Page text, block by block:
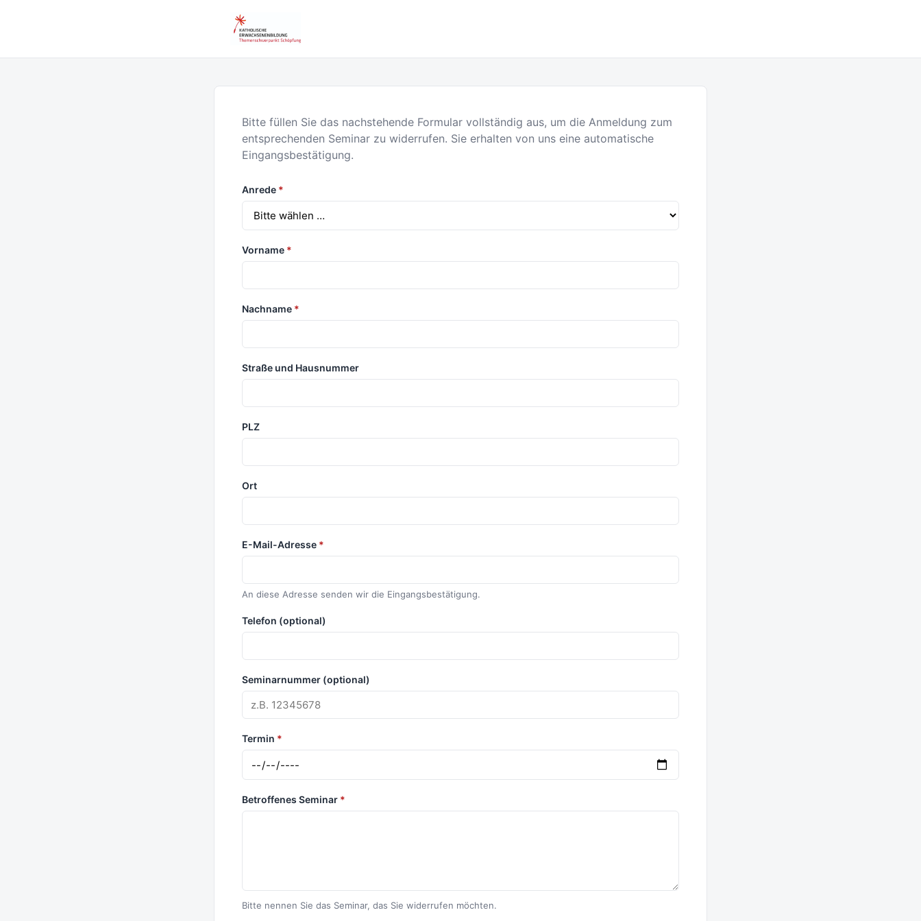
Bitte füllen Sie das nachstehende Formular vollständig aus, um die Anmeldung zum
entsprechenden Seminar zu widerrufen. Sie erhalten von uns eine automatische
Eingangsbestätigung.
Anrede *
Vorname *
Nachname *
Straße und Hausnummer
PLZ
Ort
E-Mail-Adresse *
An diese Adresse senden wir die Eingangsbestätigung.
Telefon (optional)
Seminarnummer (optional)
Termin *
Betroffenes Seminar *
Bitte nennen Sie das Seminar, das Sie widerrufen möchten.